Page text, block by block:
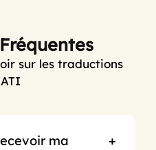
sur les traductions
ma